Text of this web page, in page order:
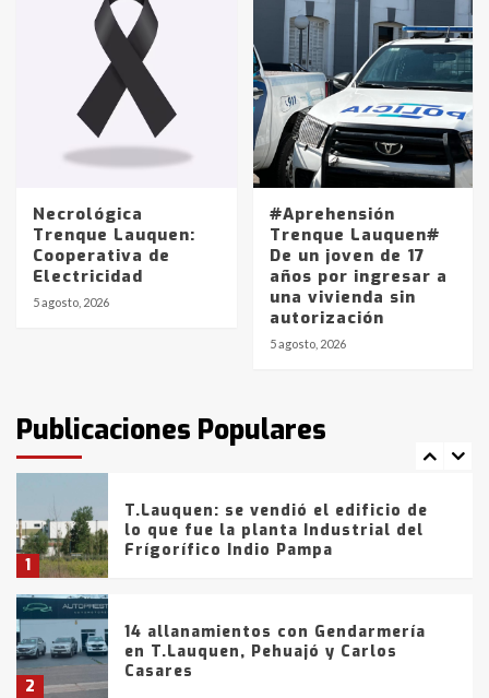
Necrológica
Trenque Lauquen:
Cooperativa de
Electricidad
5 agosto, 2026
#Aprehensión
Trenque Lauquen#
De un joven de 17
años por ingresar a
una vivienda sin
autorización
5 agosto, 2026
Publicaciones Populares
Accidente en Ruta 5: falleció un
joven de Trenque Lauquen
Los precios de los combustibles en
La Pampa, desde YPF hasta Axion
entre 857 a 1338 pesos
La Bolsa de Cereales de Bahía
Blanca anticipa que Agosto vendrá
con lluvias y heladas, en gran parte
fueron detenidos por
comercialización de drogas en la
tarde del sábado
1
T.Lauquen: se vendió el edificio de
lo que fue la planta Industrial del
Frígorífico Indio Pampa
2
14 allanamientos con Gendarmería
en T.Lauquen, Pehuajó y Carlos
Casares